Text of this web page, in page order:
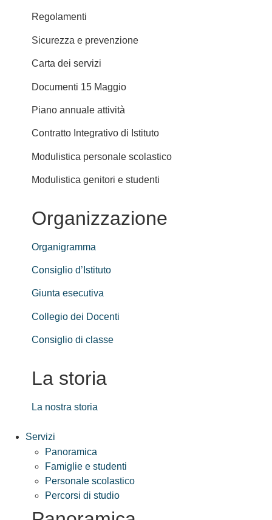
Regolamenti
Sicurezza e prevenzione
Carta dei servizi
Documenti 15 Maggio
Piano annuale attività
Contratto Integrativo di Istituto
Modulistica personale scolastico
Modulistica genitori e studenti
Organizzazione
Organigramma
Consiglio d’Istituto
Giunta esecutiva
Collegio dei Docenti
Consiglio di classe
La storia
La nostra storia
Servizi
Panoramica
Famiglie e studenti
Personale scolastico
Percorsi di studio